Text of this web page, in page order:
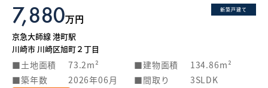
新築戸建て
7,880万円
京急大師線 港町駅
川崎市 川崎区旭町２丁目
土地面積 73.2m² 建物面積
134.86m²
築年数
2026年06月 間取り 3SLDK